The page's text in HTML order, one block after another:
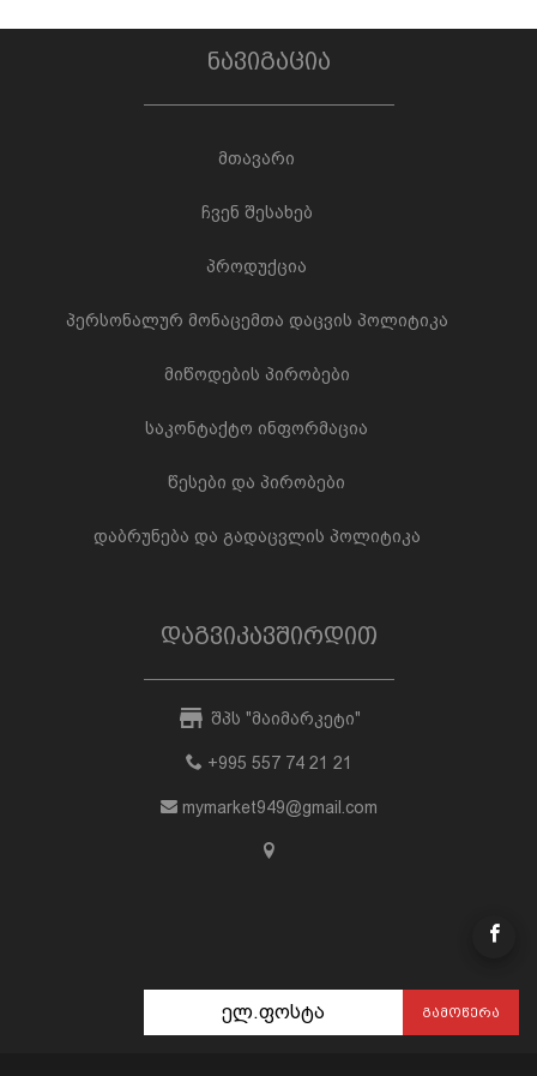
ნავიგაცია
მთავარი
ჩვენ შესახებ
პროდუქცია
პერსონალურ მონაცემთა დაცვის პოლიტიკა
მიწოდების პირობები
საკონტაქტო ინფორმაცია
წესები და პირობები
დაბრუნება და გადაცვლის პოლიტიკა
დაგვიკავშირდით
შპს "მაიმარკეტი"
+995 557 74 21 21
mymarket949@gmail.com
ᲒᲐᲛᲝᲬᲔᲠᲐ